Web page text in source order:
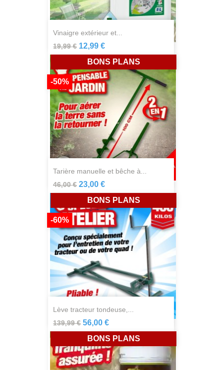
vinaigre extérieur et...
19,99 € 12,99 €
tarière manuelle et bêche à...
46,00 €
-50%
23,00 €
BONS PLANS
lève tracteur tondeuse,...
139,99 €
-60%
56,00 €
BONS PLANS
BONS PLANS